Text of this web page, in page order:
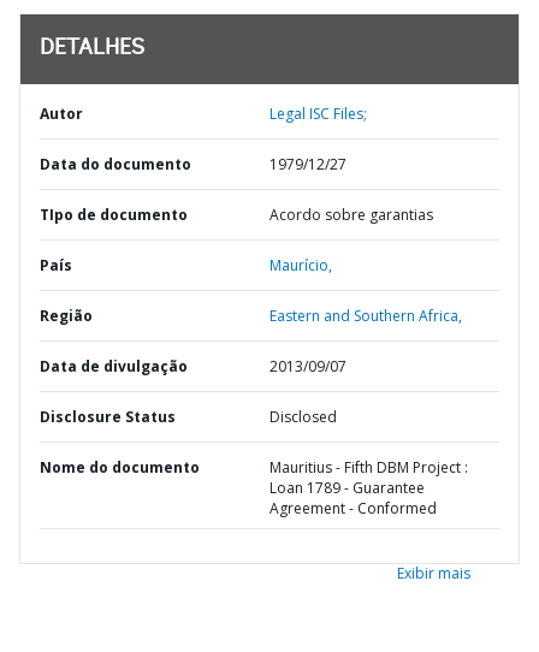
DETALHES
Autor Legal ISC Files;
Data do documento 1979/12/27
TIpo de documento Acordo sobre garantias
País Maurício,
Região Eastern and Southern Africa,
Data de divulgação 2013/09/07
Disclosure Status Disclosed
Nome do documento
Mauritius - Fifth DBM Project :
Loan 1789 - Guarantee
Agreement - Conformed
Exibir mais